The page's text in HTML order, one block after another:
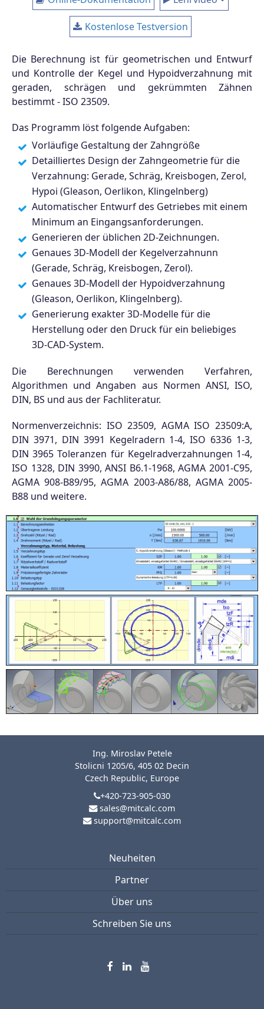
Kostenlose Testversion
Die Berechnung ist für geometrischen und Entwurf
und Kontrolle der Kegel und Hypoidverzahnung mit
geraden, schrägen und gekrümmten Zähnen
bestimmt - ISO 23509.
Das Programm löst folgende Aufgaben:
Vorläufige Gestaltung der Zahngröße
Detailliertes Design der Zahngeometrie für die
Verzahnung: Gerade, Schräg, Kreisbogen, Zerol,
Hypoi (Gleason, Oerlikon, Klingelnberg)
Automatischer Entwurf des Getriebes mit einem
Minimum an Eingangsanforderungen.
Generieren der üblichen 2D-Zeichnungen.
Genaues 3D-Modell der Kegelverzahnunn
(Gerade, Schräg, Kreisbogen, Zerol).
Genaues 3D-Modell der Hypoidverzahnung
(Gleason, Oerlikon, Klingelnberg).
Generierung exakter 3D-Modelle für die
Herstellung oder den Druck für ein beliebiges
3D-CAD-System.
Die Berechnungen verwenden Verfahren,
Algorithmen und Angaben aus Normen ANSI, ISO,
DIN, BS und aus der Fachliteratur.
Normenverzeichnis: ISO 23509, AGMA ISO 23509:A,
DIN 3971, DIN 3991 Kegelradern 1-4, ISO 6336 1-3,
DIN 3965 Toleranzen für Kegelradverzahnungen 1-4,
ISO 1328, DIN 3990, ANSI B6.1-1968, AGMA 2001-C95,
AGMA 908-B89/95, AGMA 2003-A86/88, AGMA 2005-
B88 und weitere.
Ing. Miroslav Petele
Stolicni 1205/6, 405 02 Decin
Czech Republic, Europe
+420-723-905-030
sales@mitcalc.com
support@mitcalc.com
Neuheiten
Partner
Über uns
Schreiben Sie uns